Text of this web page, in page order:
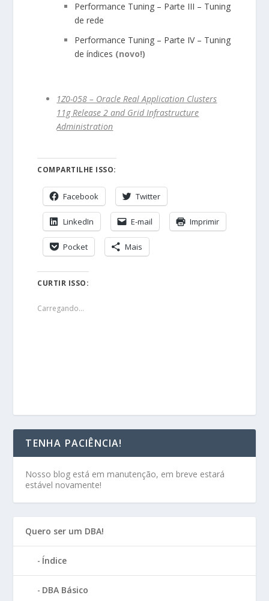
Performance Tuning – Parte III – Tuning
de rede
Performance Tuning – Parte IV – Tuning
de índices (novo!)
1Z0-058 – Oracle Real Application Clusters
11g Release 2 and Grid Infrastructure
Administration
COMPARTILHE ISSO:
Facebook Twitter
LinkedIn E-mail Imprimir
Pocket Mais
CURTIR ISSO:
Carregando...
TENHA PACIÊNCIA!
Nosso blog está em manutenção, em breve estará
estável novamente!
Quero ser um DBA!
Índice
DBA Básico